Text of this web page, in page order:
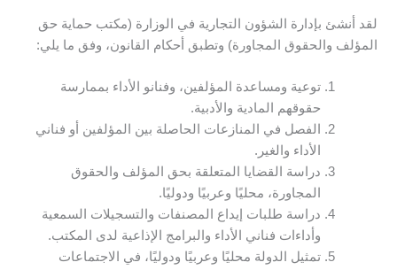
لقد أنشئ بإدارة الشؤون التجارية في الوزارة (مكتب حماية حق
المؤلف والحقوق المجاورة) وتطبق أحكام القانون، وفق ما يلي:
توعية ومساعدة المؤلفين، وفنانو الأداء بممارسة
حقوقهم المادية والأدبية.
الفصل في المنازعات الحاصلة بين المؤلفين أو فناني
الأداء والغير.
دراسة القضايا المتعلقة بحق المؤلف والحقوق
المجاورة، محليًا وعربيًا ودوليًا.
دراسة طلبات إيداع المصنفات والتسجيلات السمعية
وأداءات فناني الأداء والبرامج الإذاعية لدى المكتب.
تمثيل الدولة محليًا وعربيًا ودوليًا، في الاجتماعات